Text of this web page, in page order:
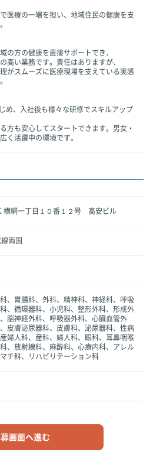
医療の一端を担い、地域住民の健康を支
の方の健康を直接サポートでき、
高い業務です。責任はありますが、
がスムーズに医療現場を支えている実感
め、入社後も様々な研修でスキルアップ
方も安心してスタートできます。男女・
く活躍中の環境です。
横網一丁目１０番１２号 高安ビル
両国
、胃腸科、外科、精神科、神経科、呼吸
、循環器科、小児科、整形外科、形成外
脳神経外科、呼吸器外科、心臓血管外
皮膚泌尿器科、皮膚科、泌尿器科、性病
婦人科、産科、婦人科、眼科、耳鼻咽喉
、放射線科、麻酔科、心療内科、アレル
チ科、リハビリテーション科
画面へ進む